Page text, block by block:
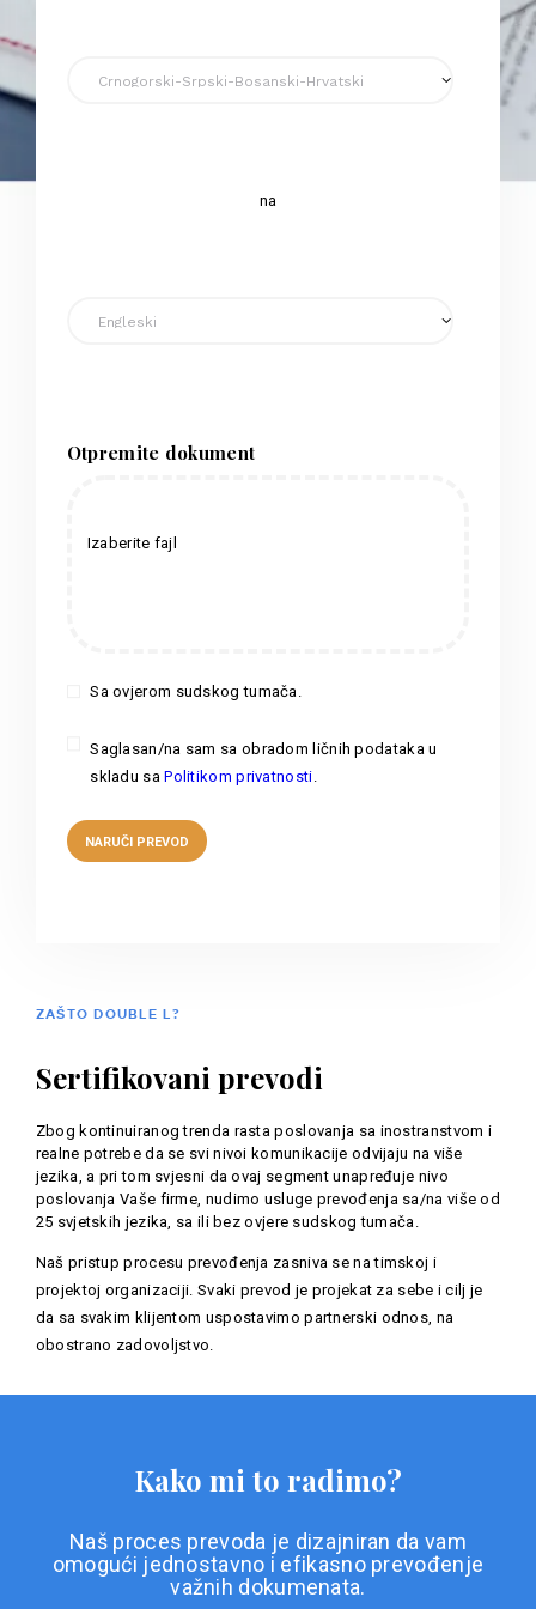
na
Otpremite dokument
Izaberite fajl
Sa ovjerom sudskog tumača.
Saglasan/na sam sa obradom ličnih podataka u
skladu saPolitikom privatnosti.
ZAŠTO DOUBLE L?
Sertifikovani prevodi
Zbog kontinuiranog trenda rasta poslovanja sa inostranstvom i
realne potrebe da se svi nivoi komunikacije odvijaju na više
jezika, a pri tom svjesni da ovaj segment unapređuje nivo
poslovanja Vaše firme, nudimo usluge prevođenja sa/na više od
25 svjetskih jezika, sa ili bez ovjere sudskog tumača.
Naš pristup procesu prevođenja zasniva se na timskoj i
projektoj organizaciji. Svaki prevod je projekat za sebe i cilj je
da sa svakim klijentom uspostavimo partnerski odnos, na
obostrano zadovoljstvo.
Kako mi to radimo?
Naš proces prevoda je dizajniran da vam
omogući jednostavno i efikasno prevođenje
važnih dokumenata.